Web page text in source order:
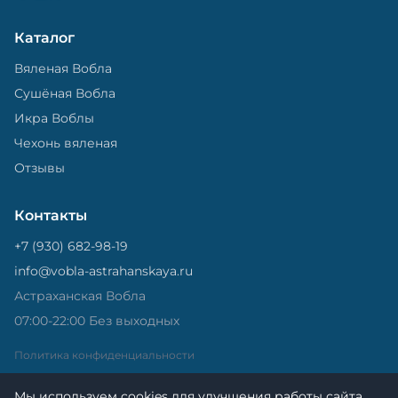
Каталог
Вяленая Вобла
Сушёная Вобла
Икра Воблы
Чехонь вяленая
Отзывы
Контакты
+7 (930) 682-98-19
info@vobla-astrahanskaya.ru
Астраханская Вобла
07:00-22:00 Без выходных
Политика конфиденциальности